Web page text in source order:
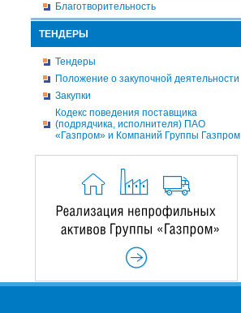
Благотворительность
ТЕНДЕРЫ
Тендеры
Положение о закупочной деятельности
Закупки
Кодекс поведения поставщика
(подрядчика, исполнителя) ПАО
«Газпром» и Компаний Группы Газпром